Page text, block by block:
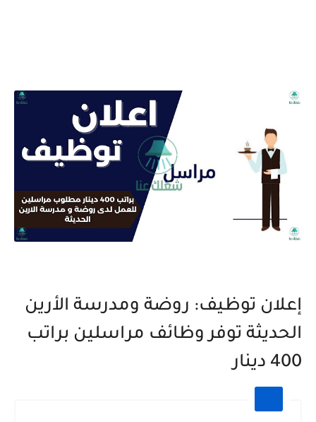
إعلان توظيف: روضة ومدرسة الأرين
الحديثة توفر وظائف مراسلين براتب
400 دينار